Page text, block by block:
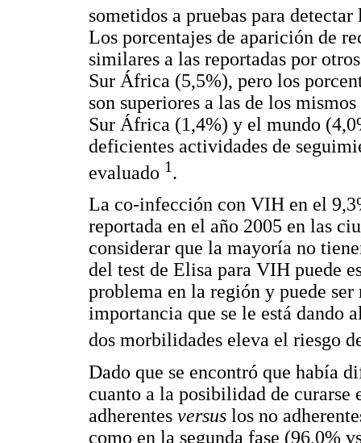
sometidos a pruebas para
Los porcentajes de aparición de
similares a las reportadas por
Sur África (5,5%), pero los
son superiores a las de los
Sur África (1,4%) y el mundo
deficientes actividades de
evaluado 1.
La co-infección con VIH en el
reportada en el año 2005 en las
considerar que la mayoría no
del test de Elisa para VIH puede
problema en la región y puede
importancia que se le está dando
dos morbilidades eleva el riesgo
Dado que se encontró que había
cuanto a la posibilidad de curarse
adherentes versus los no
como en la segunda fase (96,0%